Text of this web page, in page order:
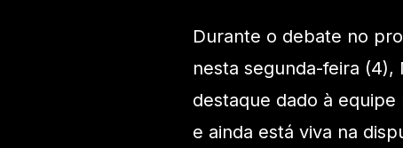
Durante o debate no
nesta segunda-feira
destaque dado à
e ainda está viva na